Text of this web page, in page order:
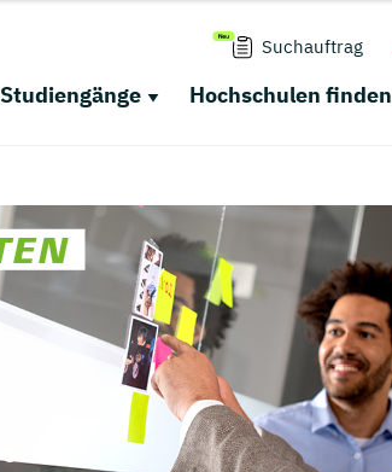
Suchauftrag
Studiengänge Hochschulen finden